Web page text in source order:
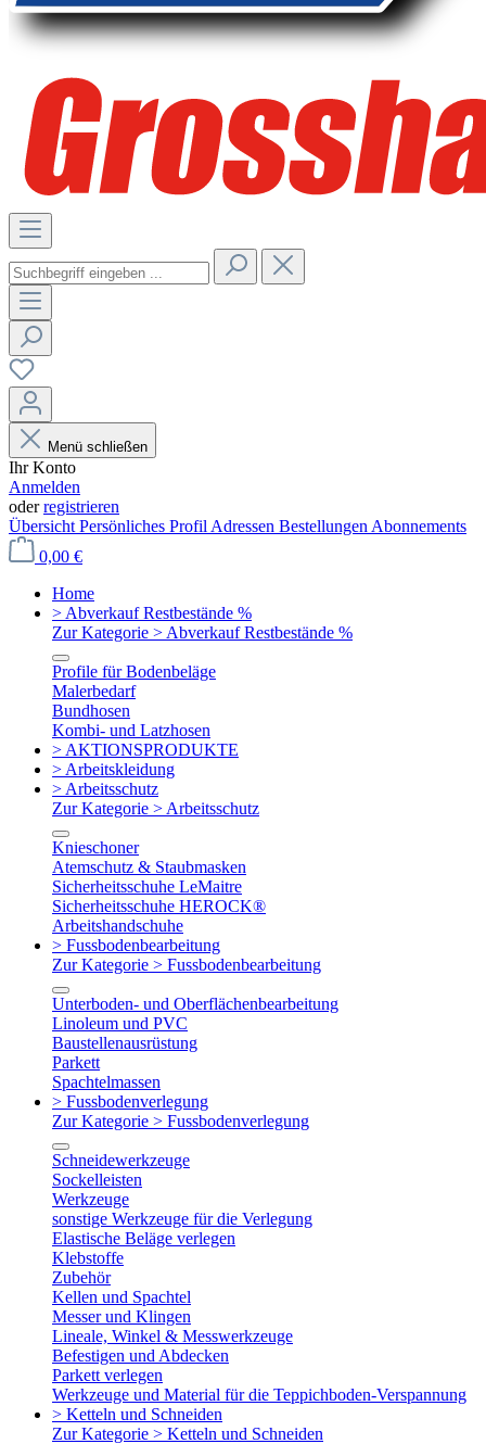
Menü schließen
Ihr Konto
Anmelden
oderregistrieren
Übersicht Persönliches Profil Adressen Bestellungen Abonnements
0,00 €
Home
> Abverkauf Restbestände %
Zur Kategorie > Abverkauf Restbestände %
Profile für Bodenbeläge
Malerbedarf
Bundhosen
Kombi- und Latzhosen
> AKTIONSPRODUKTE
> Arbeitskleidung
> Arbeitsschutz
Zur Kategorie > Arbeitsschutz
Knieschoner
Atemschutz & Staubmasken
Sicherheitsschuhe LeMaitre
Sicherheitsschuhe HEROCK®
Arbeitshandschuhe
> Fussbodenbearbeitung
Zur Kategorie > Fussbodenbearbeitung
Unterboden- und Oberflächenbearbeitung
Linoleum und PVC
Baustellenausrüstung
Parkett
Spachtelmassen
> Fussbodenverlegung
Zur Kategorie > Fussbodenverlegung
Schneidewerkzeuge
Sockelleisten
Werkzeuge
sonstige Werkzeuge für die Verlegung
Elastische Beläge verlegen
Klebstoffe
Zubehör
Kellen und Spachtel
Messer und Klingen
Lineale, Winkel & Messwerkzeuge
Befestigen und Abdecken
Parkett verlegen
Werkzeuge und Material für die Teppichboden-Verspannung
> Ketteln und Schneiden
Zur Kategorie > Ketteln und Schneiden